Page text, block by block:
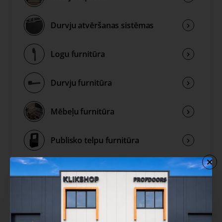
Durvju atvēršanas sistēmas
Logu furnitūra
Durvju furnitūra
Mēbeļu furnitūra
Publisko telpu furnitūra
Rokturu kolekcijas
Izpārdošana